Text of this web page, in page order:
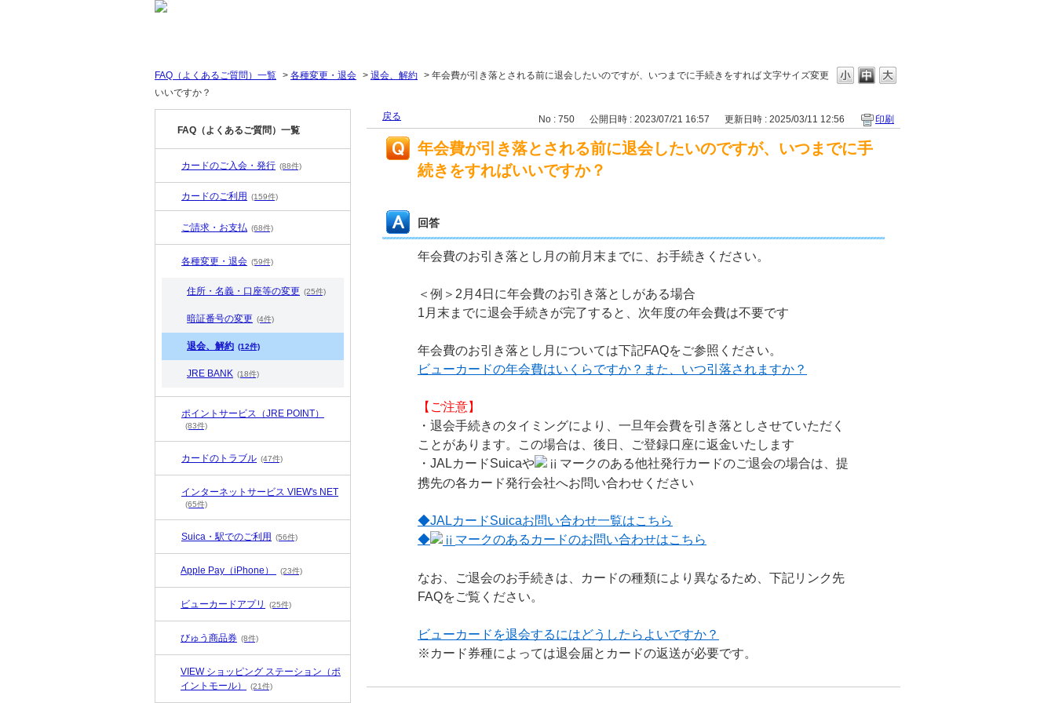
文字サイズ変更
FAQ（よくあるご質問）一覧 > 各種変更・退会 > 退会、解約 > 年会費が引き落とされる前に退会したいのですが、いつまでに手続きをすれば
いいですか？
FAQ（よくあるご質問）一覧
カードのご入会・発行 (88件)
カードのご利用 (159件)
ご請求・お支払 (68件)
各種変更・退会 (59件)
住所・名義・口座等の変更 (25件)
暗証番号の変更 (4件)
退会、解約 (12件)
JRE BANK (18件)
ポイントサービス（JRE POINT）
(83件)
カードのトラブル (47件)
インターネットサービス VIEW's NET
(65件)
Suica・駅でのご利用 (56件)
Apple Pay（iPhone） (23件)
ビューカードアプリ (25件)
びゅう商品券 (8件)
VIEW ショッピング ステーション（ポ
イントモール）
(21件)
戻る No : 750 公開日時 : 2023/07/21 16:57 更新日時 : 2025/03/11 12:56 印刷
年会費が引き落とされる前に退会したいのですが、いつまでに手
続きをすればいいですか？
回答
年会費のお引き落とし月の前月末までに、お手続きください。
＜例＞2月4日に年会費のお引き落としがある場合
1月末までに退会手続きが完了すると、次年度の年会費は不要です
年会費のお引き落とし月については下記FAQをご参照ください。
ビューカードの年会費はいくらですか？また、いつ引落されますか？
【ご注意】
・退会手続きのタイミングにより、一旦年会費を引き落としさせていただく
ことがあります。この場合は、後日、ご登録口座に返金いたします
・JALカードSuicaや
マークのある他社発行カードのご退会の場合は、提
携先の各カード発行会社へお問い合わせください
◆JALカードSuicaお問い合わせ一覧はこちら
◆
マークのあるカードのお問い合わせはこちら
なお、ご退会のお手続きは、カードの種類により異なるため、下記リンク先
FAQをご覧ください。
ビューカードを退会するにはどうしたらよいですか？
※カード券種によっては退会届とカードの返送が必要です。